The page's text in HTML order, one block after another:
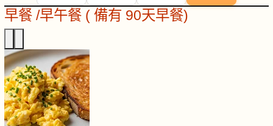
早餐 /早午餐 ( 備有 90天早餐)